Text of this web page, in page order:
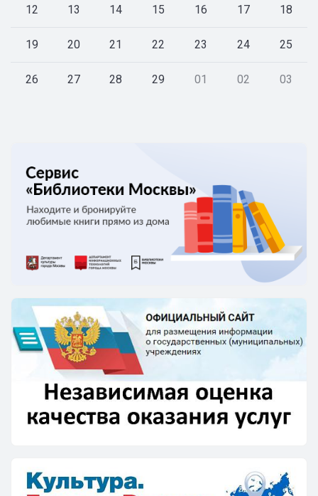
12 13 14 15 16 17 18
19 20 21 22 23 24 25
26 27 28 29 01 02 03